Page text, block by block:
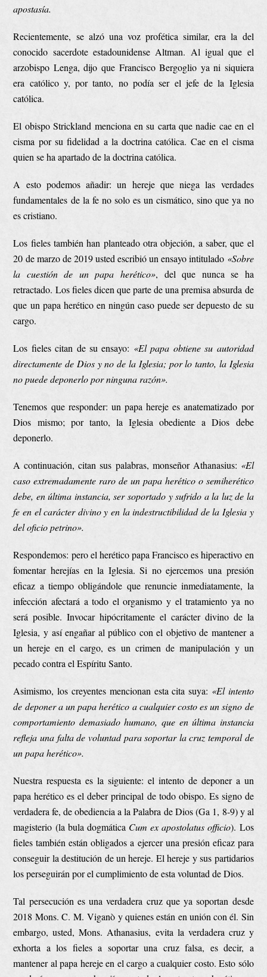
apostasía.
Recientemente, se alzó una voz profética similar, era la del
conocido sacerdote estadounidense Altman. Al igual que el
arzobispo Lenga, dijo que Francisco Bergoglio ya ni siquiera
era católico y, por tanto, no podía ser el jefe de la Iglesia
católica.
El obispo Strickland menciona en su carta que nadie cae en el
cisma por su fidelidad a la doctrina católica. Cae en el cisma
quien se ha apartado de la doctrina católica.
A esto podemos añadir: un hereje que niega las verdades
fundamentales de la fe no solo es un cismático, sino que ya no
es cristiano.
Los fieles también han planteado otra objeción, a saber, que el
20 de marzo de 2019 usted escribió un ensayo intitulado «Sobre
la cuestión de un papa herético», del que nunca se ha
retractado. Los fieles dicen que parte de una premisa absurda de
que un papa herético en ningún caso puede ser depuesto de su
cargo.
Los fieles citan de su ensayo: «El papa obtiene su autoridad
directamente de Dios y no de la Iglesia; por lo tanto, la Iglesia
no puede deponerlo por ninguna razón».
Tenemos que responder: un papa hereje es anatematizado por
Dios mismo; por tanto, la Iglesia obediente a Dios debe
deponerlo.
A continuación, citan sus palabras, monseñor Athanasius: «El
caso extremadamente raro de un papa herético o semiherético
debe, en última instancia, ser soportado y sufrido a la luz de la
fe en el carácter divino y en la indestructibilidad de la Iglesia y
del oficio petrino».
Respondemos: pero el herético papa Francisco es hiperactivo en
fomentar herejías en la Iglesia. Si no ejercemos una presión
eficaz a tiempo obligándole que renuncie inmediatamente, la
infección afectará a todo el organismo y el tratamiento ya no
será posible. Invocar hipócritamente el carácter divino de la
Iglesia, y así engañar al público con el objetivo de mantener a
un hereje en el cargo, es un crimen de manipulación y un
pecado contra el Espíritu Santo.
Asimismo, los creyentes mencionan esta cita suya: «El intento
de deponer a un papa herético a cualquier costo es un signo de
comportamiento demasiado humano, que en última instancia
refleja una falta de voluntad para soportar la cruz temporal de
un papa herético».
Nuestra respuesta es la siguiente: el intento de deponer a un
papa herético es el deber principal de todo obispo. Es signo de
verdadera fe, de obediencia a la Palabra de Dios (Ga 1, 8-9) y al
magisterio (la bula dogmática Cum ex apostolatus officio). Los
fieles también están obligados a ejercer una presión eficaz para
conseguir la destitución de un hereje. El hereje y sus partidarios
los perseguirán por el cumplimiento de esta voluntad de Dios.
Tal persecución es una verdadera cruz que ya soportan desde
2018 Mons. C. M. Viganò y quienes están en unión con él. Sin
embargo, usted, Mons. Athanasius, evita la verdadera cruz y
exhorta a los fieles a soportar una cruz falsa, es decir, a
mantener al papa hereje en el cargo a cualquier costo. Esto sólo